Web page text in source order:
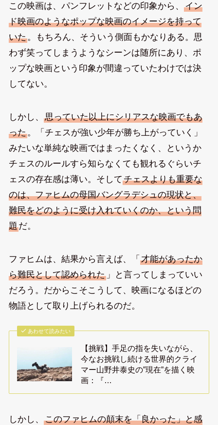
この映画は、パンフレットなどの印象から、 イン
ド映画のようなポップな映画のイメージを持って
いた。もちろん、そういう側面もかなりある。思
わず笑ってしまうようなシーンは随所にあり、ポ
ップな映画という印象が間違っていたわけでは決
してない。
しかし、 思っていた以上にシリアスな映画でもあ
った。「チェスが強い少年が勝ち上がっていく」
みたいな単純な映画ではまったくなく、というか
チェスのルールすら知らなくても観れるぐらいチ
ェスの存在感は薄い。そしてチェスよりも重要な
のは、ファヒムの母国バングラデシュの現状と、
難民をどのように受け入れていくのか、という問
題だ。
ファヒムは、結果から言えば、「 才能があったか
ら難民として認められた」と言ってしまっていい
だろう。だからこそこうして、映画になるほどの
物語として取り上げられるのだ。
あわせて読みたい
【挑戦】手足の指を失いながら、
今なお挑戦し続ける世界的クライ
マー山野井泰史の”現在”を描く映
画：『…
しかし、 このファヒムの顛末を「良かった」と感